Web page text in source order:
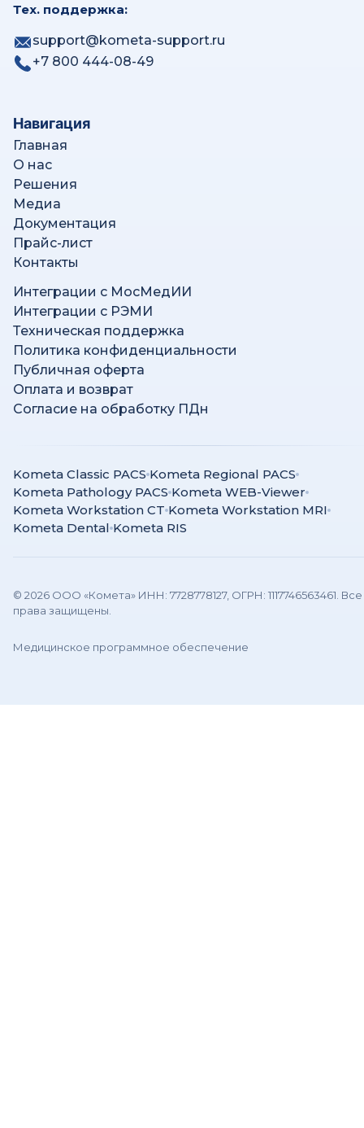
Обзор Web Patient Browser
Тех. поддержка:
support@kometa-support.ru
+7 800 444-08-49
Навигация
Главная
О нас
Решения
Медиа
Документация
Прайс-лист
Контакты
Интеграции с МосМедИИ
Интеграции с РЭМИ
Техническая поддержка
Политика конфиденциальности
Публичная оферта
Оплата и возврат
Согласие на обработку ПДн
Kometa Classic PACS Kometa Regional PACS
Kometa Pathology PACS Kometa WEB-Viewer
Kometa Workstation CT Kometa Workstation MRI
Kometa Dental Kometa RIS
© 2026 ООО «Комета» ИНН: 7728778127, ОГРН: 1117746563461. Все
права защищены.
Медицинское программное обеспечение